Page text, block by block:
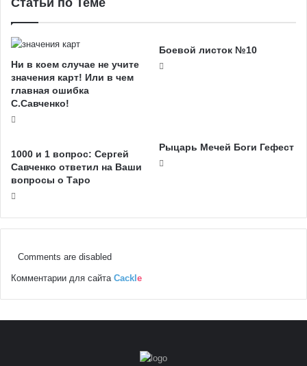
Статьи по Теме
Ни в коем случае не учите
значения карт! Или в чем
главная ошибка
С.Савченко!
Боевой листок №10
1000 и 1 вопрос: Сергей
Савченко ответил на Ваши
вопросы о Таро
Рыцарь Мечей Боги Гефест
Comments are disabled
Комментарии для сайта Cackl e